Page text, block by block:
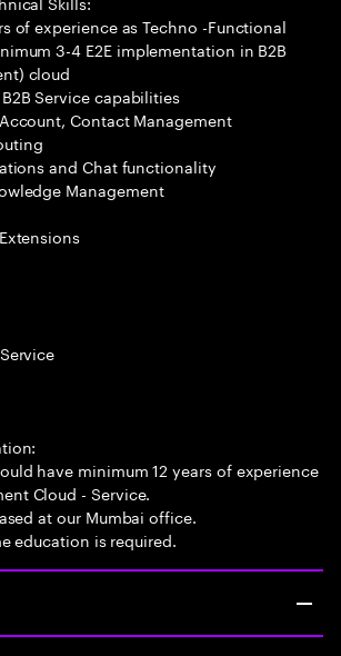
of experience as Techno -Functional
3-4 E2E implementation in B2B
cloud
Service capabilities
Contact Management
and Chat functionality
Management
have minimum 12 years of experience
Cloud - Service.
at our Mumbai office.
education is required.